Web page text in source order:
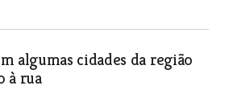
algumas cidades da região
à rua